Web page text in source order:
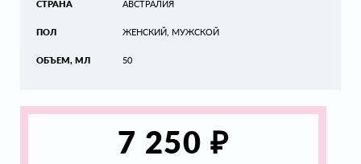
СТРАНА
ПОЛ
ОБЪЕМ, МЛ
АВСТРАЛИЯ
ЖЕНСКИЙ, МУЖСКОЙ
50
7 250 ₽